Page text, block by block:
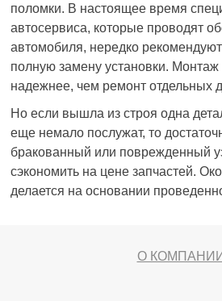
поломки. В настоящее время
автосервиса, которые проводят
автомобиля, нередко
полную замену установки. Монтаж
надежнее, чем ремонт отдельных
Но если вышла из строя одна
еще немало послужат, то
бракованный или поврежденный
сэкономить на цене запчастей.
делается на основании
О КОМПАНИИ